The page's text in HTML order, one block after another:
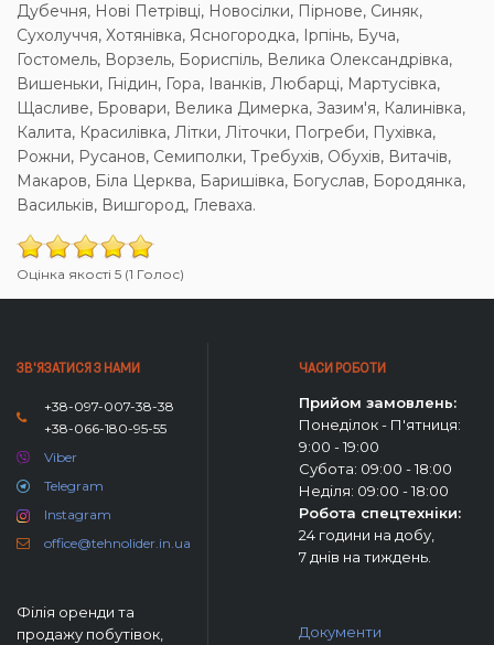
Дубечня, Нові Петрівці, Новосілки, Пірнове, Синяк,
Сухолуччя, Хотянівка, Ясногородка, Ірпінь, Буча,
Гостомель, Ворзель, Бориспіль, Велика Олександрівка,
Вишеньки, Гнідин, Гора, Іванків, Любарці, Мартусівка,
Щасливе, Бровари, Велика Димерка, Зазим'я, Калинівка,
Калита, Красилівка, Літки, Літочки, Погреби, Пухівка,
Рожни, Русанов, Семиполки, Требухів, Обухів, Витачів,
Макаров, Біла Церква, Баришівка, Богуслав, Бородянка,
Васильків, Вишгород, Глеваха.
Оцінка якості 5 (1 Голос)
ЗВ'ЯЗАТИСЯ З НАМИ
+38-097-007-38-38
+38-066-180-95-55
Viber
Telegram
Instagram
office@tehnolider.in.ua
Філія оренди та
продажу побутівок,
ЧАСИ РОБОТИ
Прийом замовлень:
Понеділок - П'ятниця:
9:00 - 19:00
Субота: 09:00 - 18:00
Неділя: 09:00 - 18:00
Робота спецтехніки:
24 години на добу,
7 днів на тиждень.
Документи